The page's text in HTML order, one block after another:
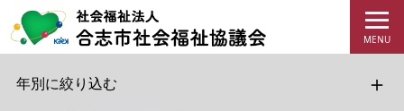
年別に絞り込む